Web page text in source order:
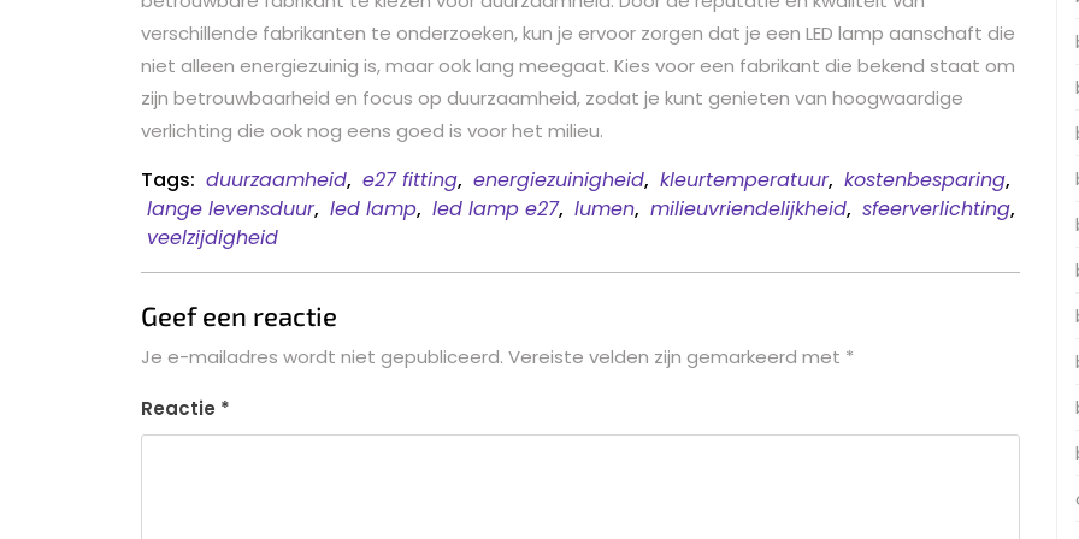
verschillende fabrikanten te onderzoeken, kun je ervoor zorgen dat je een LED lamp aanschaft die
niet alleen energiezuinig is, maar ook lang meegaat. Kies voor een fabrikant die bekend staat om
zijn betrouwbaarheid en focus op duurzaamheid, zodat je kunt genieten van hoogwaardige
verlichting die ook nog eens goed is voor het milieu.
Tags: duurzaamheid, e27 fitting, energiezuinigheid, kleurtemperatuur, kostenbesparing,
lange levensduur, led lamp, led lamp e27, lumen, milieuvriendelijkheid, sfeerverlichting,
veelzijdigheid
Geef een reactie
Je e-mailadres wordt niet gepubliceerd. Vereiste velden zijn gemarkeerd met *
Reactie *